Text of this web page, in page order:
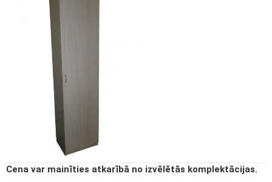
Cena var mainīties atkarībā no izvēlētās komplektācijas.